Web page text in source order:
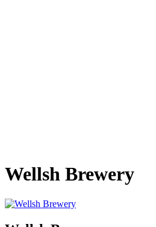
Wellsh Brewery